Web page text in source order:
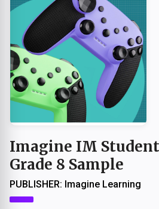
Imagine IM
Grade 8 Sample
PUBLISHER: Imagine Learning